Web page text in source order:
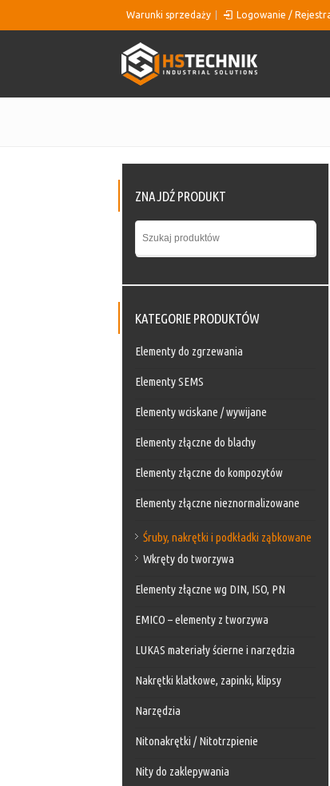
Warunki sprzedaży Logowanie /
ZNAJDŹ PRODUKT
KATEGORIE PRODUKTÓW
Elementy do zgrzewania
Elementy SEMS
Elementy wciskane / wywijane
Elementy złączne do blachy
Elementy złączne do kompozytów
Elementy złączne nieznormalizowane
Śruby, nakrętki i podkładki ząbkowane
Wkręty do tworzywa
Elementy złączne wg DIN, ISO, PN
EMICO – elementy z tworzywa
LUKAS materiały ścierne i narzędzia
Nakrętki klatkowe, zapinki, klipsy
Narzędzia
Nitonakrętki / Nitotrzpienie
Nity do zaklepywania